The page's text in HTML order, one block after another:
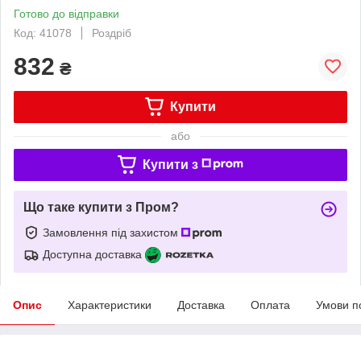
Готово до відправки
Код: 41078
Роздріб
832 ₴
Купити
або
Купити з
Що таке купити з Пром?
Замовлення під захистом
Доступна доставка
Опис Характеристики Доставка Оплата Умови